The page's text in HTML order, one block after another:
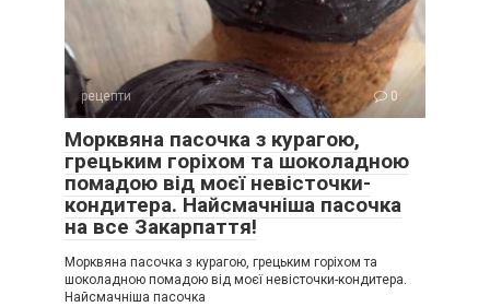
рецепти 0
Морквяна пасочка з курагою,
грецьким горіхом та шоколадною
помадою від моєї невісточки-
кондитера. Найсмачніша пасочка
на все Закарпаття!
Морквяна пасочка з курагою, грецьким горіхом та
шоколадною помадою від моєї невісточки-кондитера.
Найсмачніша пасочка